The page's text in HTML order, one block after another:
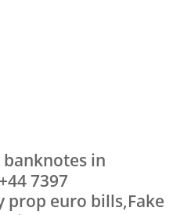
in
7397
prop euro bills,Fake